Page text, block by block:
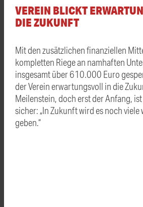
VEREIN BLICKT
DIE ZUKUNFT
Mit den zusätzlichen finanziellen
kompletten Riege an namhaften
insgesamt über 610.000 Euro
der Verein erwartungsvoll in die
Meilenstein, doch erst der Anfang,
sicher: „In Zukunft wird es noch
geben.“